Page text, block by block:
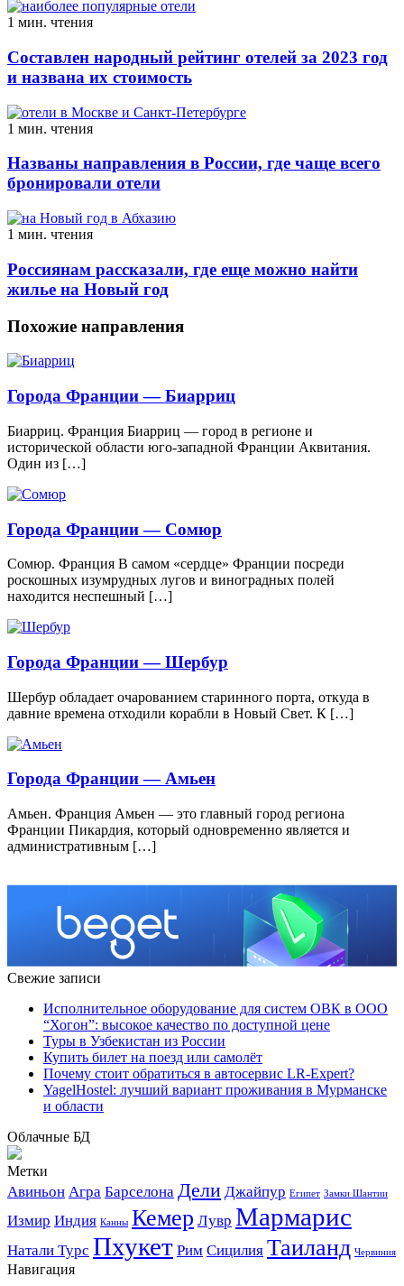
1 мин. чтения
Составлен народный рейтинг отелей за 2023 год
и названа их стоимость
1 мин. чтения
Названы направления в России, где чаще всего
бронировали отели
1 мин. чтения
Россиянам рассказали, где еще можно найти
жилье на Новый год
Похожие направления
Города Франции — Биарриц
Биарриц. Франция Биарриц — город в регионе и
исторической области юго-западной Франции Аквитания.
Один из […]
Города Франции — Сомюр
Сомюр. Франция В самом «сердце» Франции посреди
роскошных изумрудных лугов и виноградных полей
находится неспешный […]
Города Франции — Шербур
Шербур обладает очарованием старинного порта, откуда в
давние времена отходили корабли в Новый Свет. К […]
Города Франции — Амьен
Амьен. Франция Амьен — это главный город региона
Франции Пикардия, который одновременно является и
административным […]
Свежие записи
Исполнительное оборудование для систем ОВК в ООО
“Хогон”: высокое качество по доступной цене
Туры в Узбекистан из России
Купить билет на поезд или самолёт
Почему стоит обратиться в автосервис LR-Expert?
YagelHostel: лучший вариант проживания в Мурманске
и области
Облачные БД
Метки
Авиньон Агра Барселона Дели Джайпур Египет Замки Шантии
Измир Индия Канны Кемер Лувр Мармарис
Натали Турс Пхукет Рим Сицилия Таиланд Червиния
Навигация